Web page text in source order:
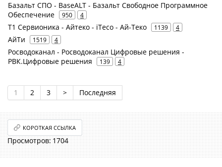
Базальт СПО - BaseALT - Базальт Свободное Программное
Обеспечение
950 4
Т1 Сервионика - Айтеко - iTeco - Ай-Теко 1139 4
АйТи 1519 4
Росводоканал - Росводоканал Цифровые решения -
РВК.Цифровые решения
139 4
1 2 3 > Последняя
КОРОТКАЯ ССЫЛКА
1704